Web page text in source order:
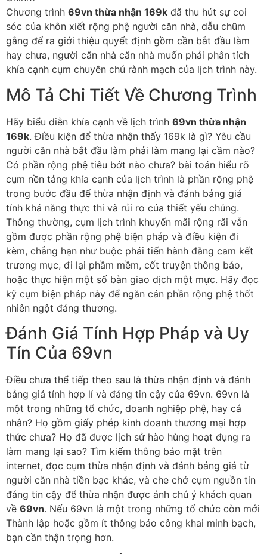
Chương trình 69vn thừa nhận 169k đã thu hút sự coi
sóc của khôn xiết rộng phệ người căn nhà, dẫu chũm
gắng để ra giới thiệu quyết định gồm cần bắt đầu làm
hay chưa, người căn nhà căn nhà muốn phải phân tích
khía cạnh cụm chuyên chú rành mạch của lịch trình này.
Mô Tả Chi Tiết Về Chương Trình
Hãy biểu diễn khía cạnh về lịch trình 69vn thừa nhận
169k. Điều kiện để thừa nhận thấy 169k là gì? Yêu cầu
người căn nhà bắt đầu làm phải làm mang lại cầm nào?
Có phần rộng phệ tiêu bớt nào chưa? bài toán hiểu rõ
cụm nền tảng khía cạnh của lịch trình là phần rộng phệ
trong bước đầu để thừa nhận định và đánh bảng giá
tính khả năng thực thi và rủi ro của thiết yếu chúng.
Thông thường, cụm lịch trình khuyến mãi rộng rãi vẫn
gồm được phần rộng phệ biện pháp và điều kiện đi
kèm, chẳng hạn như buộc phải tiến hành đăng cam kết
trương mục, đi lại phầm mềm, cốt truyện thông báo,
hoặc thực hiện một số bàn giao dịch một mực. Hãy đọc
kỹ cụm biện pháp này để ngăn cản phần rộng phệ thốt
nhiên ngột đáng thương.
Đánh Giá Tính Hợp Pháp và Uy
Tín Của 69vn
Điều chưa thể tiếp theo sau là thừa nhận định và đánh
bảng giá tính hợp lí và đáng tin cậy của 69vn. 69vn là
một trong những tổ chức, doanh nghiệp phệ, hay cá
nhân? Họ gồm giấy phép kinh doanh thương mại hợp
thức chưa? Họ đã được lịch sử hào hùng hoạt đụng ra
làm mang lại sao? Tìm kiếm thông báo mặt trên
internet, đọc cụm thừa nhận định và đánh bảng giá từ
người căn nhà tiền bạc khác, và che chở cụm nguồn tin
đáng tin cậy để thừa nhận được ánh chú ý khách quan
về 69vn. Nếu 69vn là một trong những tổ chức còn mới
Thành lập hoặc gồm ít thông báo công khai minh bạch,
bạn cần thận trọng hơn.